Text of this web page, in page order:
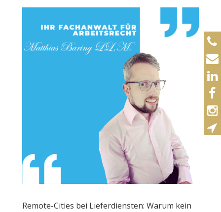
Remote-Cities bei Lieferdiensten: Warum kein